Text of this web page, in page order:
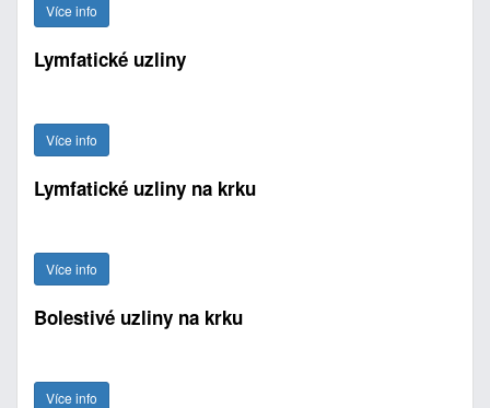
Více info
Lymfatické uzliny
Více info
Lymfatické uzliny na krku
Více info
Bolestivé uzliny na krku
Více info